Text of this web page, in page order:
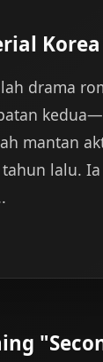
drama
mantan
lalu.